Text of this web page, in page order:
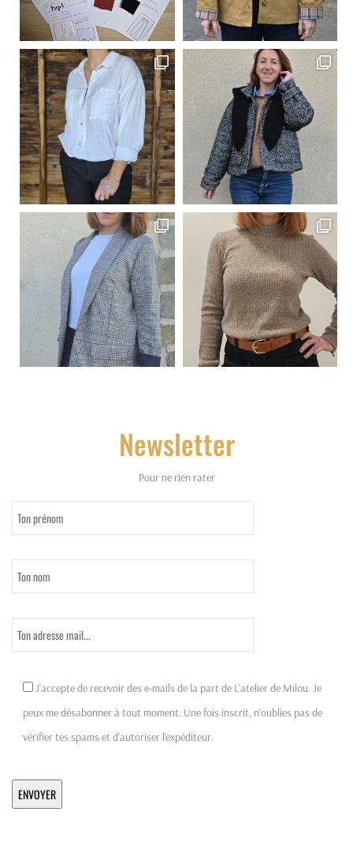
Newsletter
Pour ne rien rater
J'accepte de recevoir des e-mails de la part de L'atelier de Milou. Je
peux me désabonner à tout moment. Une fois inscrit, n'oublies pas de
vérifier tes spams et d'autoriser l'expéditeur.